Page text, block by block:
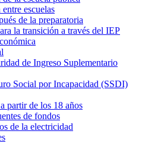
escuelas
de la preparatoria
la transición a través del IEP
de Ingreso Suplementario
Social por Incapacidad (SSDI)
partir de los 18 años
de fondos
de la electricidad